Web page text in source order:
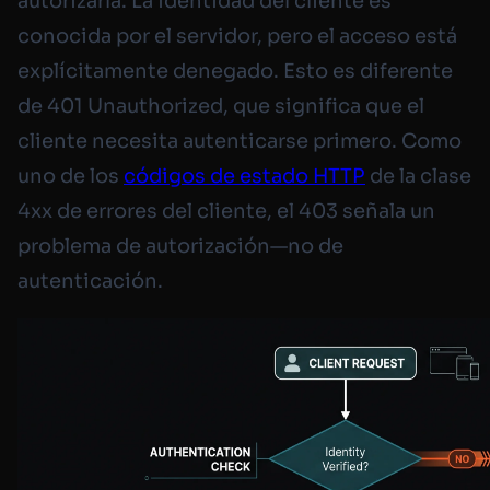
conocida por el servidor, pero el acceso está
explícitamente denegado. Esto es diferente
de 401 Unauthorized, que significa que el
cliente necesita autenticarse primero. Como
uno de los códigos de estado HTTP de la clase
4xx de errores del cliente, el 403 señala un
problema de autorización—no de
autenticación.